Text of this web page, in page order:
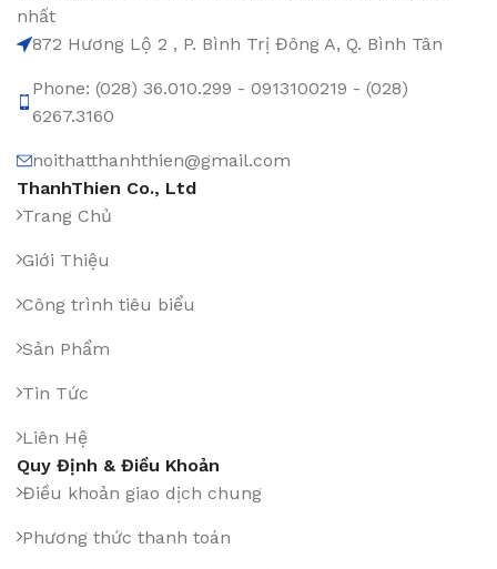
nhất
872 Hương Lộ 2 , P. Bình Trị Đông A, Q. Bình Tân
Phone: (028) 36.010.299 - 0913100219 - (028)
6267.3160
noithatthanhthien@gmail.com
ThanhThien Co., Ltd
Trang Chủ
Giới Thiệu
Công trình tiêu biểu
Sản Phẩm
Tin Tức
Liên Hệ
Quy Định & Điều Khoản
Điều khoản giao dịch chung
Phương thức thanh toán